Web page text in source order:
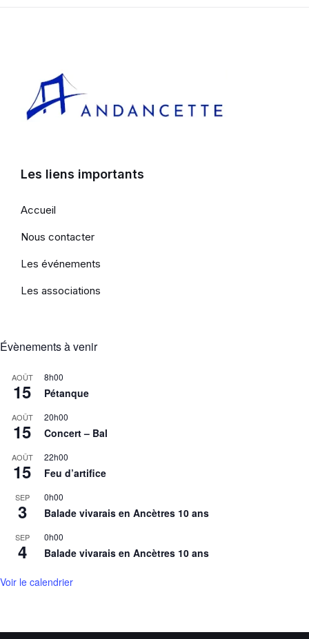
Les liens importants
Accueil
Nous contacter
Les événements
Les associations
Évènements à venir
AOÛT
15
8h00
Pétanque
AOÛT
15
20h00
Concert – Bal
AOÛT
15
22h00
Feu d’artifice
SEP
3
0h00
Balade vivarais en Ancètres 10 ans
SEP
4
0h00
Balade vivarais en Ancètres 10 ans
Voir le calendrier